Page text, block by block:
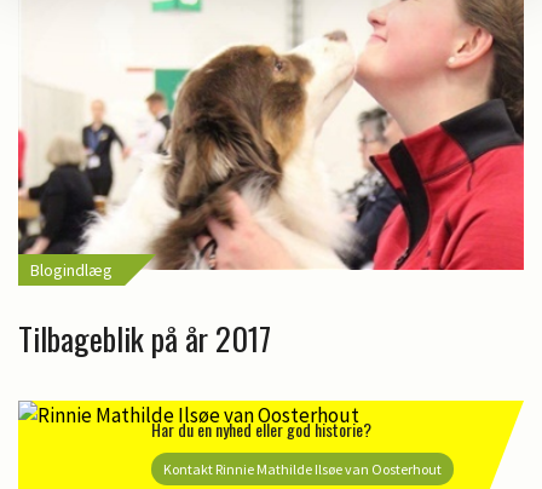
Blogindlæg
Tilbageblik på år 2017
Har du en nyhed eller god historie?
Kontakt Rinnie Mathilde Ilsøe van Oosterhout